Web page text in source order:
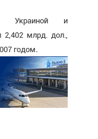
Украиной и
2,402 млрд. дол.,
годом.